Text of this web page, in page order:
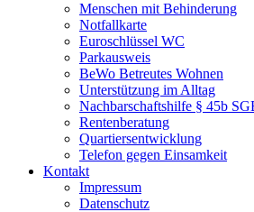
Menschen mit Behinderung
Notfallkarte
Euroschlüssel WC
Parkausweis
BeWo Betreutes Wohnen
Unterstützung im Alltag
Nachbarschaftshilfe § 45b
Rentenberatung
Quartiersentwicklung
Telefon gegen Einsamkeit
Kontakt
Impressum
Datenschutz